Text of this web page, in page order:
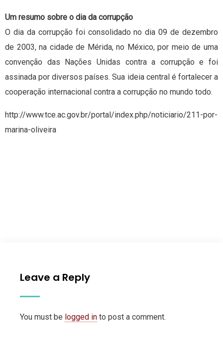
Um resumo sobre o dia da corrupção
O dia da corrupção foi consolidado no dia 09 de dezembro
de 2003, na cidade de Mérida, no México, por meio de uma
convenção das Nações Unidas contra a corrupção e foi
assinada por diversos países. Sua ideia central é fortalecer a
cooperação internacional contra a corrupção no mundo todo.
http://www.tce.ac.gov.br/portal/index.php/noticiario/211-por-
marina-oliveira
Leave a Reply
You must be logged in to post a comment.